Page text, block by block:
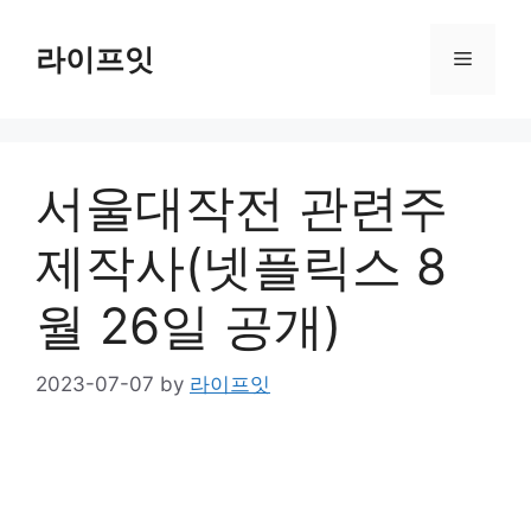
content라이프잇 Menu
서울대작전 관련주
제작사(넷플릭스 8
월 26일 공개)
2023-07-07 by 라이프잇